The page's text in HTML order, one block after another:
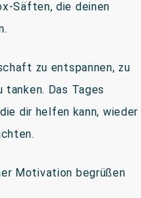
Säften, die deinen
zu entspannen, zu
Das Tages
dir helfen kann, wieder
Motivation begrüßen